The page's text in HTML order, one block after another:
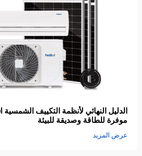
موفرة للطاقة وصديقة للبيئة
عرض المزيد